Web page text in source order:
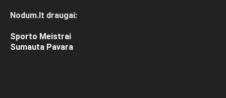
Nodum.lt draugai:
Sporto Meistrai
Sumauta Pavara